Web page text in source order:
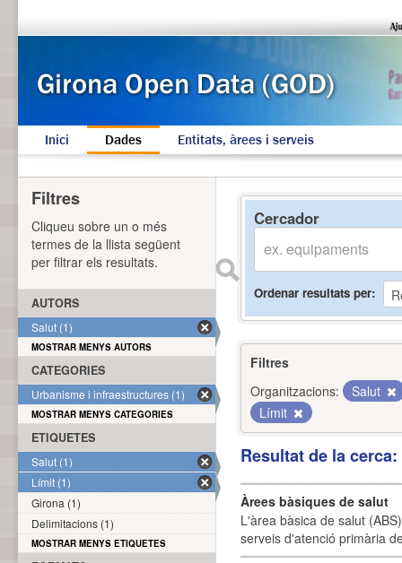
Inici Dades Entitats, àrees i serveis
Cercador
Ordenar resultats per
Filtres
Organitzacions:
Salut
Límit
Resultat de la
Àrees bàsiques de salut
L'àrea bàsica de salut
serveis d'atenció primària
Filtres
Cliqueu sobre un o més
termes de la llista següent
per filtrar els resultats.
AUTORS
Salut (1)
MOSTRAR MENYS AUTORS
CATEGORIES
Urbanisme i infraestructures (1)
MOSTRAR MENYS CATEGORIES
ETIQUETES
Salut (1)
Límit (1)
Girona (1)
Delimitacions (1)
MOSTRAR MENYS ETIQUETES